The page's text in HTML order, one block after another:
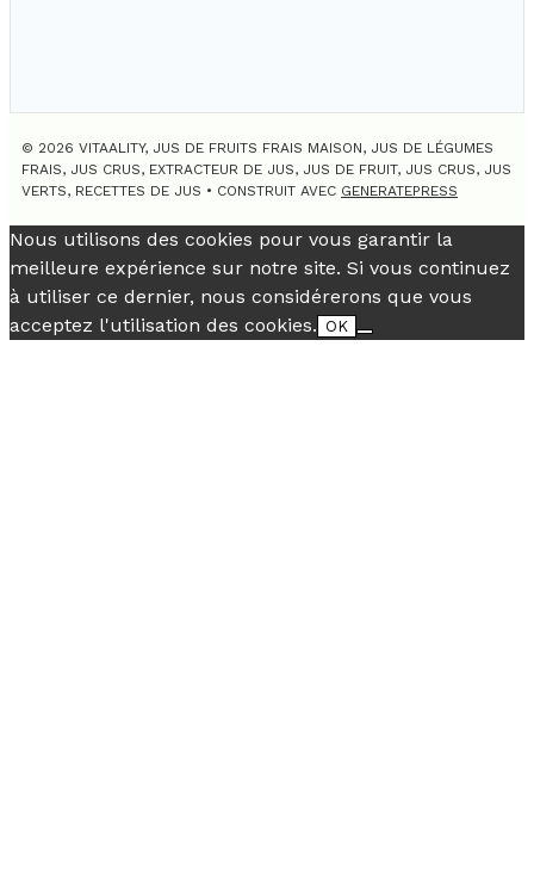
© 2026 VITAALITY, JUS DE FRUITS FRAIS MAISON, JUS DE LÉGUMES
FRAIS, JUS CRUS, EXTRACTEUR DE JUS, JUS DE FRUIT, JUS CRUS, JUS
VERTS, RECETTES DE JUS • CONSTRUIT AVEC GENERATEPRESS
Nous utilisons des cookies pour vous garantir la
meilleure expérience sur notre site. Si vous continuez
à utiliser ce dernier, nous considérerons que vous
acceptez l'utilisation des cookies. OK